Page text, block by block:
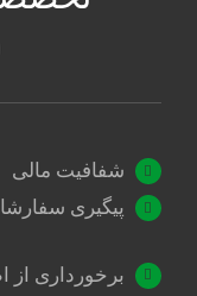
شفافیت مالی
پیگیری
برخورداری از